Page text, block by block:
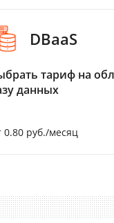
DBaaS
тариф на
данных
0.80 руб./месяц